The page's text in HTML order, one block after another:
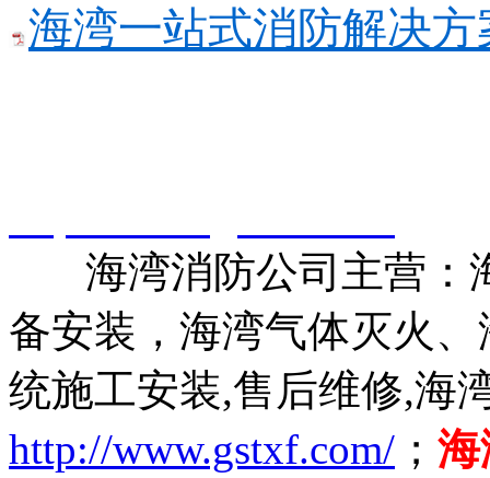
海湾一站式消防解决方
海湾消防公司主营：
备安装，海湾气体灭火
统施工安装,售后维修,海
http://www.gstxf.com/ ； 海